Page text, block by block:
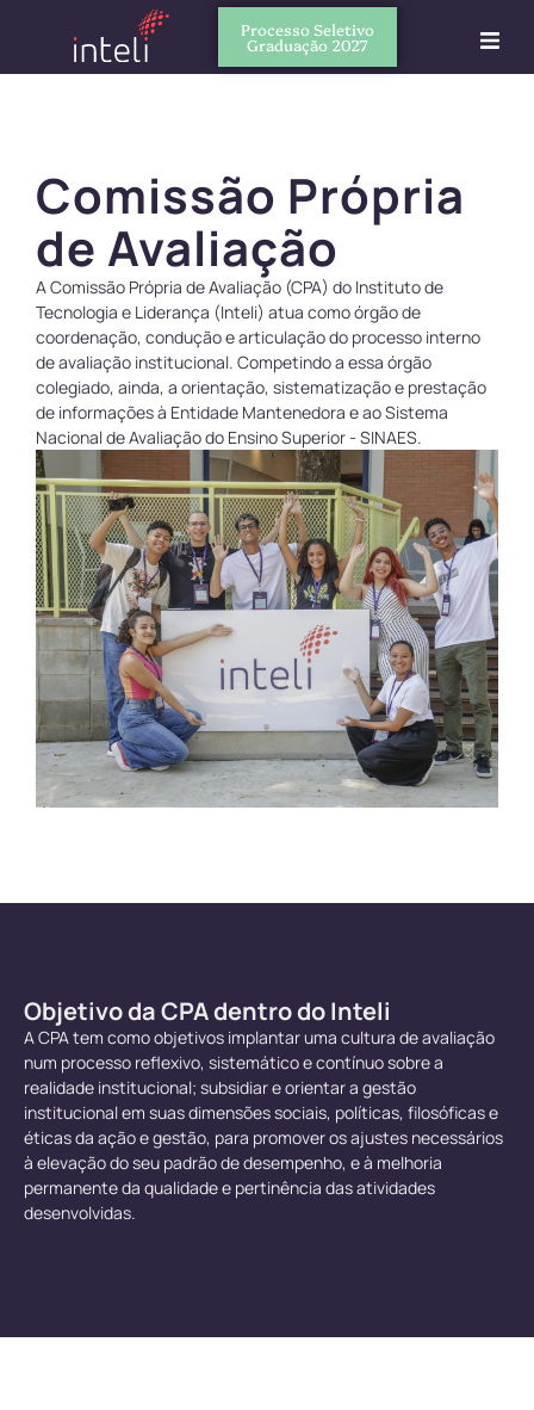
Processo Seletivo
Graduação 2027
Comissão Própria
de Avaliação
A Comissão Própria de Avaliação (CPA) do Instituto de
Tecnologia e Liderança (Inteli) atua como órgão de
coordenação, condução e articulação do processo interno
de avaliação institucional. Competindo a essa órgão
colegiado, ainda, a orientação, sistematização e prestação
de informações à Entidade Mantenedora e ao Sistema
Nacional de Avaliação do Ensino Superior - SINAES.
Objetivo da CPA dentro do Inteli
A CPA tem como objetivos implantar uma cultura de avaliação
num processo reflexivo, sistemático e contínuo sobre a
realidade institucional; subsidiar e orientar a gestão
institucional em suas dimensões sociais, políticas, filosóficas e
éticas da ação e gestão, para promover os ajustes necessários
à elevação do seu padrão de desempenho, e à melhoria
permanente da qualidade e pertinência das atividades
desenvolvidas.